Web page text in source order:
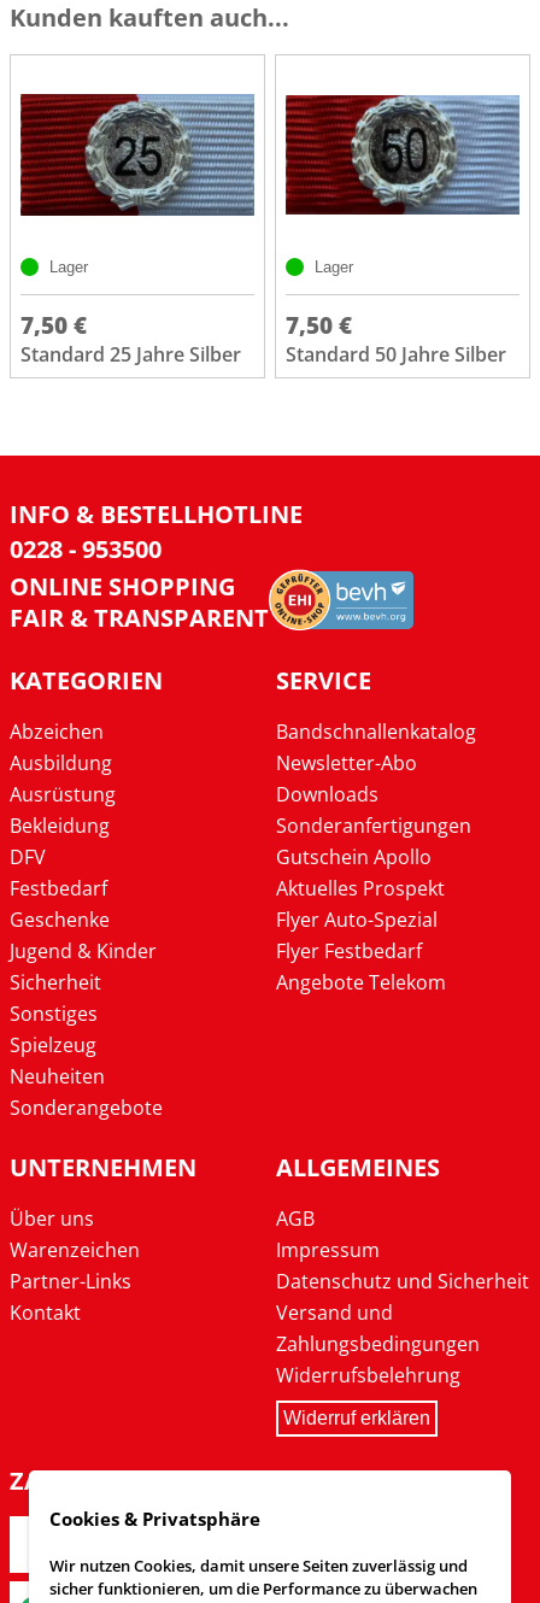
Kunden kauften auch...
Lager
7,50 €
Standard 25 Jahre Silber
Lager
7,50 €
Standard 50 Jahre Silber
INFO & BESTELLHOTLINE
0228 - 953500
ONLINE SHOPPING
FAIR & TRANSPARENT
KATEGORIEN
Abzeichen
Ausbildung
Ausrüstung
Bekleidung
DFV
Festbedarf
Geschenke
Jugend & Kinder
Sicherheit
Sonstiges
Spielzeug
Neuheiten
Sonderangebote
SERVICE
Bandschnallenkatalog
Newsletter-Abo
Downloads
Sonderanfertigungen
Gutschein Apollo
Aktuelles Prospekt
Flyer Auto-Spezial
Flyer Festbedarf
Angebote Telekom
UNTERNEHMEN
Über uns
Warenzeichen
Partner-Links
Kontakt
ALLGEMEINES
AGB
Impressum
Datenschutz und Sicherheit
Versand und
Zahlungsbedingungen
Widerrufsbelehrung
Widerruf erklären
ZAHLARTEN
Cookies & Privatsphäre
Wir nutzen Cookies, damit unsere Seiten zuverlässig und
sicher funktionieren, um die Performance zu überwachen